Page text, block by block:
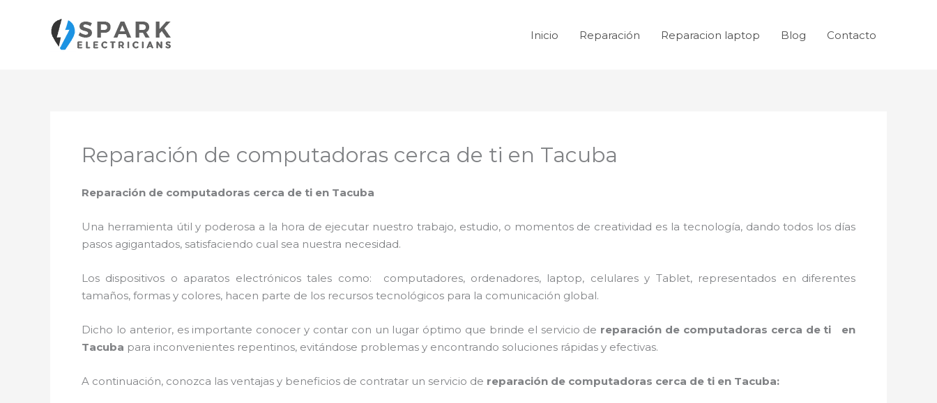
contenido
Inicio Reparación Reparacion laptop Blog Contacto
Reparación de computadoras cerca de ti en Tacuba
Reparación de computadoras cerca de ti en Tacuba
Una herramienta útil y poderosa a la hora de ejecutar nuestro trabajo, estudio, o momentos de creatividad es la tecnología, dando todos los días
pasos agigantados, satisfaciendo cual sea nuestra necesidad.
Los dispositivos o aparatos electrónicos tales como: computadores, ordenadores, laptop, celulares y Tablet, representados en diferentes
tamaños, formas y colores, hacen parte de los recursos tecnológicos para la comunicación global.
Dicho lo anterior, es importante conocer y contar con un lugar óptimo que brinde el servicio de reparación de computadoras cerca de ti en
Tacuba para inconvenientes repentinos, evitándose problemas y encontrando soluciones rápidas y efectivas.
A continuación, conozca las ventajas y beneficios de contratar un servicio de reparación de computadoras cerca de ti en Tacuba: